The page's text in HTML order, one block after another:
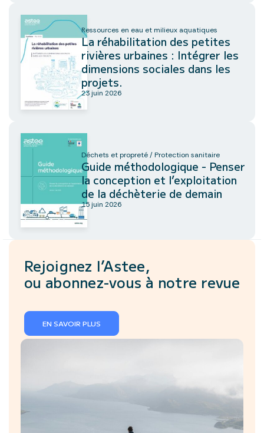
Ressources en eau et milieux aquatiques
La réhabilitation des petites
rivières urbaines : Intégrer les
dimensions sociales dans les
projets.
23 juin 2026
Déchets et propreté / Protection sanitaire
Guide méthodologique - Penser
la conception et l’exploitation
de la déchèterie de demain
15 juin 2026
Rejoignez l’Astee,
ou abonnez-vous à notre revue
EN SAVOIR PLUS